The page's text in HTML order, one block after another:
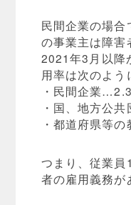
民間企業の場合
の事業主は障害
2021年3月以降
用率は次のよう
・民間企業
・国、地方公
・都道府県等
つまり、従業
者の雇用義務が